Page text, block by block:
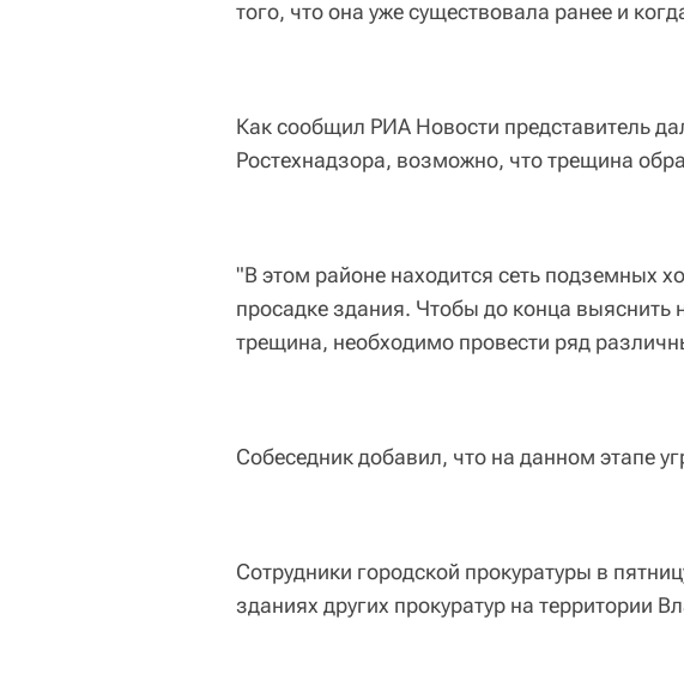
того, что она уже существовала ранее и
Как сообщил РИА Новости представитель
Ростехнадзора, возможно, что трещина
"В этом районе находится сеть подземных
просадке здания. Чтобы до конца выяснить
трещина, необходимо провести ряд
Собеседник добавил, что на данном этапе
Сотрудники городской прокуратуры в
зданиях других прокуратур на территории